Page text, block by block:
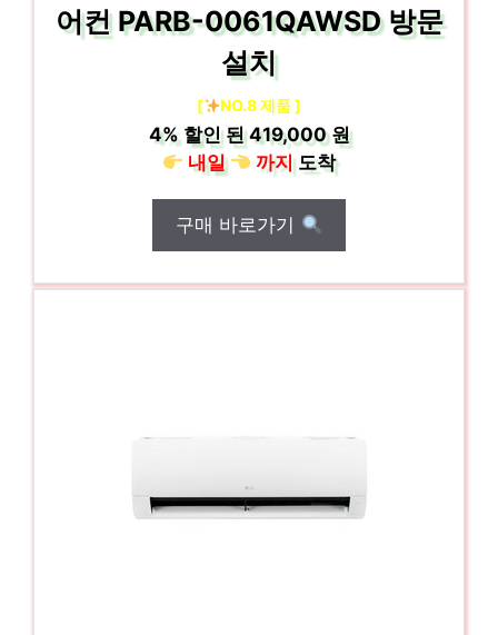
어컨 PARB-0061QAWSD 방문
설치
[ NO.8 제품 ]
4%할인 된419,000 원
내일
까지도착
구매 바로가기